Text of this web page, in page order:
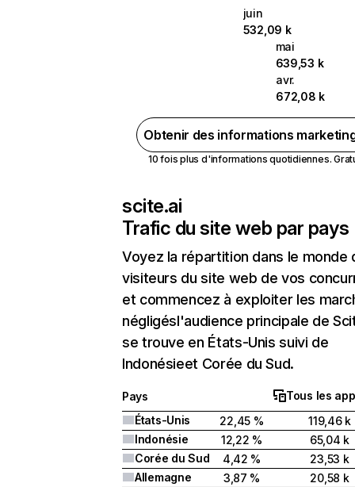
juin
532,09 k
mai
639,53 k
avr.
672,08 k
Obtenir des informations
10 fois plus d'informations quotidiennes.
scite.ai
Trafic du site web par pays
Voyez la répartition dans le monde
visiteurs du site web de vos
et commencez à exploiter les
négligésl'audience principale de
se trouve en États-Unis suivi de
Indonésieet Corée du Sud.
Pays
Tous les
États-Unis
22,45 %
119,46 k
Indonésie
12,22 %
65,04 k
Corée du Sud
4,42 %
23,53 k
Allemagne
3,87 %
20,58 k